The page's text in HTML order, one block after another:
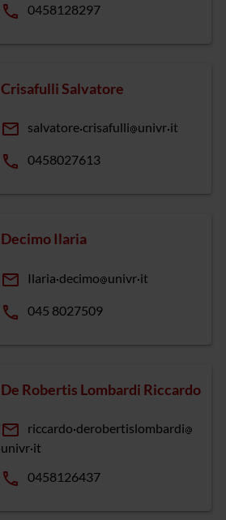
phone 0458128297
Crisafulli Salvatore
email salvatore crisafulli univr it
phone 0458027613
Decimo Ilaria
email Ilaria decimo univr it
phone 045 8027509
De Robertis Lombardi Riccardo
email riccardo derobertislombardi
univr it
phone 0458126437